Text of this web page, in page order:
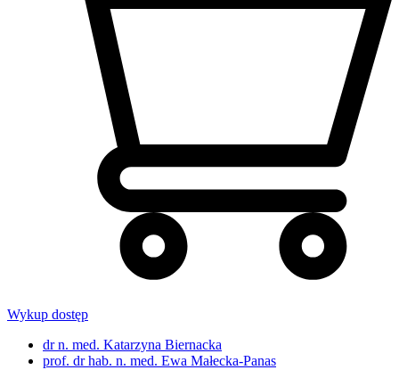
Wykup dostęp
dr n. med. Katarzyna Biernacka
prof. dr hab. n. med. Ewa Małecka-Panas